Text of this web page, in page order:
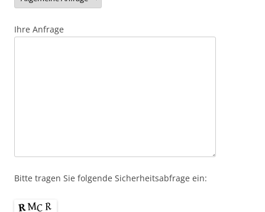
Ihre Anfrage
Bitte tragen Sie folgende Sicherheitsabfrage ein: